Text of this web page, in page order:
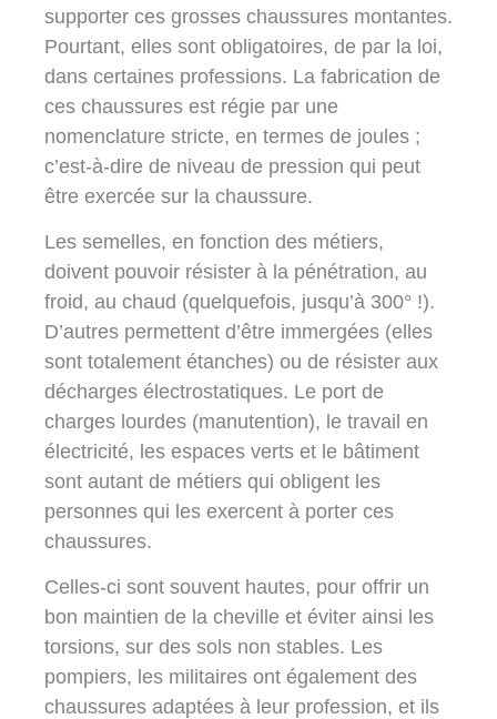
supporter ces grosses chaussures montantes.
Pourtant, elles sont obligatoires, de par la loi,
dans certaines professions. La fabrication de
ces chaussures est régie par une
nomenclature stricte, en termes de joules ;
c’est-à-dire de niveau de pression qui peut
être exercée sur la chaussure.
Les semelles, en fonction des métiers,
doivent pouvoir résister à la pénétration, au
froid, au chaud (quelquefois, jusqu’à 300° !).
D’autres permettent d’être immergées (elles
sont totalement étanches) ou de résister aux
décharges électrostatiques. Le port de
charges lourdes (manutention), le travail en
électricité, les espaces verts et le bâtiment
sont autant de métiers qui obligent les
personnes qui les exercent à porter ces
chaussures.
Celles-ci sont souvent hautes, pour offrir un
bon maintien de la cheville et éviter ainsi les
torsions, sur des sols non stables. Les
pompiers, les militaires ont également des
chaussures adaptées à leur profession, et ils